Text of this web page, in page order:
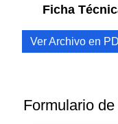
Ficha
Ver Archivo en
Formulario